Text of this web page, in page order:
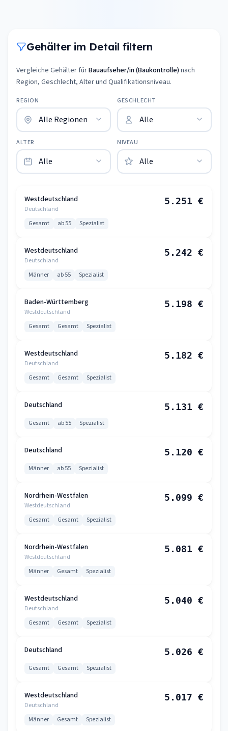
Gehälter im Detail filtern
Vergleiche Gehälter fürBauaufseher/in (Baukontrolle) nach
Region, Geschlecht, Alter und Qualifikationsniveau.
REGION GESCHLECHT
ALTER NIVEAU
Westdeutschland
Deutschland
5.251 €
Gesamt ab 55 Spezialist
Westdeutschland
Deutschland
5.242 €
Männer ab 55 Spezialist
Baden-Württemberg
Westdeutschland
5.198 €
Gesamt Gesamt Spezialist
Westdeutschland
Deutschland
5.182 €
Gesamt Gesamt Spezialist
Deutschland 5.131 €
Gesamt ab 55 Spezialist
Deutschland 5.120 €
Männer ab 55 Spezialist
Nordrhein-Westfalen
Westdeutschland
5.099 €
Gesamt Gesamt Spezialist
Nordrhein-Westfalen
Westdeutschland
5.081 €
Männer Gesamt Spezialist
Westdeutschland
Deutschland
5.040 €
Gesamt Gesamt Spezialist
Deutschland 5.026 €
Gesamt Gesamt Spezialist
Westdeutschland
Deutschland
5.017 €
Männer Gesamt Spezialist